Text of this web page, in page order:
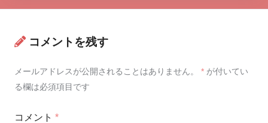
コメントを残す
メールアドレスが公開されることはありません。 * が付いてい
る欄は必須項目です
コメント *